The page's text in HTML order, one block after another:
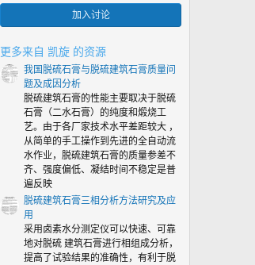
0
颗
加入讨论
更多来自 凯旋 的资源
我国脱硫石膏与脱硫建筑石膏质量问
题及成因分析
脱硫建筑石膏的性能主要取决于脱硫
石膏（二水石膏）的纯度和煅烧工
艺。由于各厂家技术水平差距较大 ，
从简单的手工操作到先进的全自动流
水作业，脱硫建筑石膏的质量参差不
齐、强度偏低、凝结时间不稳定是普
遍反映
脱硫建筑石膏三相分析方法研究及应
用
采用卤素水分测定仪可以快速、可靠
地对脱硫 建筑石膏进行相组成分析，
提高了试验结果的准确性，有利于脱